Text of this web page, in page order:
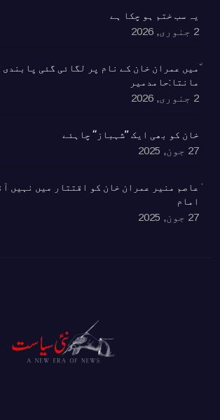
یہ سب ختم ہو چکا ہے
2 جنوری, 2026
٘میں عمران خان کے نام پر لگائی گئی پابندی
مانتا:حامدمیر
2 جنوری, 2026
خان کو بھی ایک ’’شہباز‘‘ چاہئے​
27 جون, 2025
ٰعاصم منیر عمران خان کو اقتتار میں نہیں
امام
27 جون, 2025